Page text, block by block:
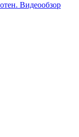
Видеообзор